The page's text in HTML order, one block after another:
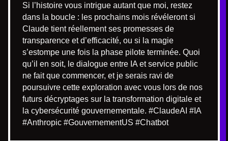
Si l’histoire vous intrigue autant que moi, restez
dans la boucle : les prochains mois révéleront si
Claude tient réellement ses promesses de
transparence et d’efficacité, ou si la magie
s’estompe une fois la phase pilote terminée. Quoi
qu’il en soit, le dialogue entre IA et service public
ne fait que commencer, et je serais ravi de
poursuivre cette exploration avec vous lors de nos
futurs décryptages sur la transformation digitale et
la cybersécurité gouvernementale. #ClaudeAI #IA
#Anthropic #GouvernementUS #Chatbot